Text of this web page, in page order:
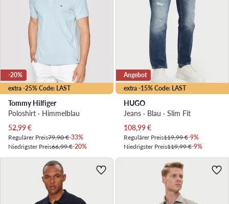
extra -25% Code: LAST
-20%
Tommy Hilfiger
Poloshirt · Himmelblau
Aktueller Preis
52,99€
Regulärer Preis79,90 €-33%
Niedrigster Preis66,99 €-20%
extra -15% Code: LAST
Angebot
HUGO
Jeans · Blau · Slim Fit
Aktueller Preis
108,99€
Regulärer Preis119,99 €-9%
Niedrigster Preis119,99 €-9%